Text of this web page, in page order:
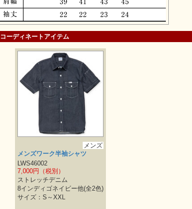
コーディネートアイテム
メンズ
メンズワーク半袖シャツ
LWS46002
7,000円（税別）
ストレッチデニム
8インディゴネイビー他(全2色)
サイズ：S～XXL